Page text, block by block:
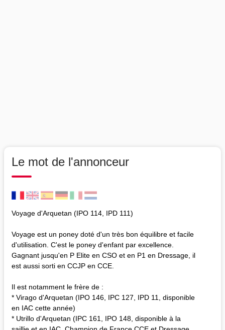
Le mot de l'annonceur
Voyage d'Arquetan (IPO 114, IPD 111)
Voyage est un poney doté d'un très bon équilibre et facile
d'utilisation. C'est le poney d'enfant par excellence.
Gagnant jusqu'en P Elite en CSO et en P1 en Dressage, il
est aussi sorti en CCJP en CCE.
Il est notamment le frère de :
* Virago d'Arquetan (IPO 146, IPC 127, IPD 11, disponible
en IAC cette année)
* Utrillo d'Arquetan (IPC 161, IPO 148, disponible à la